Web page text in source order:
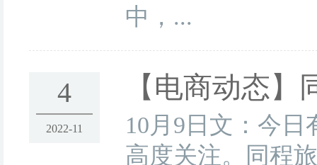
中，...
4
2022-11
【电商动态】
10月9日文：今
高度关注。同程